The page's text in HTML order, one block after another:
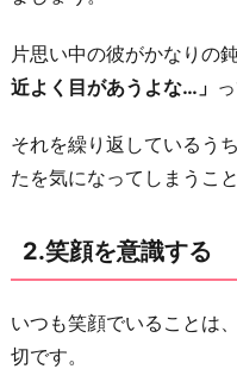
相
談
を
る
4.
い
と
こ
ろ
片思い中の彼がかなりの
近よく目があうよな…」
それを繰り返しているう
たを気になってしまうこ
2.笑顔を意識する
いつも笑顔でいることは
切です。